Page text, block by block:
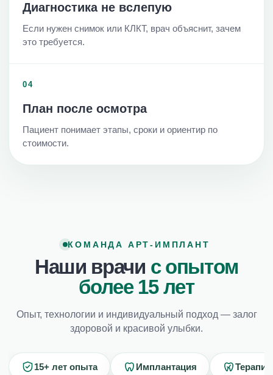
Диагностика не вслепую
Если нужен снимок или КЛКТ, врач объяснит, зачем
это требуется.
04
План после осмотра
Пациент понимает этапы, сроки и ориентир по
стоимости.
КОМАНДА АРТ-ИМПЛАНТ
Наши врачи с опытом
более 15 лет
Опыт, технологии и индивидуальный подход — залог
здоровой и красивой улыбки.
15+ лет опыта Имплантация Терапия